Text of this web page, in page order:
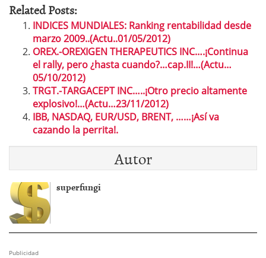
Related Posts:
INDICES MUNDIALES: Ranking rentabilidad desde
marzo 2009..(Actu..01/05/2012)
OREX.-OREXIGEN THERAPEUTICS INC….¡Continua
el rally, pero ¿hasta cuando?…cap.II!…(Actu…
05/10/2012)
TRGT.-TARGACEPT INC…..¡Otro precio altamente
explosivo!…(Actu…23/11/2012)
IBB, NASDAQ, EUR/USD, BRENT, ……¡Así va
cazando la perrita!.
Autor
superfungi
Publicidad